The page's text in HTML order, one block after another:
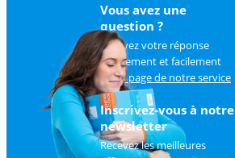
Vous avez une
question ?
Trouvez votre réponse
rapidement et facilement
surla page de notre service
client.
Inscrivez-vous à notre
newsletter
Recevez les meilleures